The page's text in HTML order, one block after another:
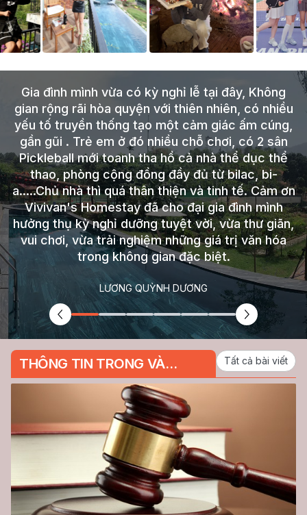
Gia đình mình vừa có kỳ nghỉ lễ tại đây, Không
gian rộng rãi hòa quyện với thiên nhiên, có nhiều
yếu tố truyền thống tạo một cảm giác ấm cúng,
gần gũi . Trẻ em ở đó nhiều chỗ chơi, có 2 sân
Pickleball mới toanh tha hồ cả nhà thể dục thể
thao, phòng cộng đồng đầy đủ từ bilac, bi-
a.....Chủ nhà thì quá thân thiện và tinh tế. Cảm ơn
Vivivan's Homestay đã cho đại gia đình mình
hưởng thụ kỳ nghỉ dưỡng tuyệt vời, vừa thư giãn,
vui chơi, vừa trải nghiệm những giá trị văn hóa
trong không gian đặc biệt.
LƯƠNG QUỲNH DƯƠNG
THÔNG TIN TRONG VÀ
NGOÀI VIVIAN'S GARDEN
Tất cả bài viết